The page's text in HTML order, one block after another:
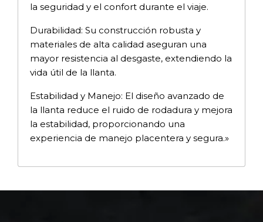
la seguridad y el confort durante el viaje.
Durabilidad: Su construcción robusta y
materiales de alta calidad aseguran una
mayor resistencia al desgaste, extendiendo la
vida útil de la llanta.
Estabilidad y Manejo: El diseño avanzado de
la llanta reduce el ruido de rodadura y mejora
la estabilidad, proporcionando una
experiencia de manejo placentera y segura.»